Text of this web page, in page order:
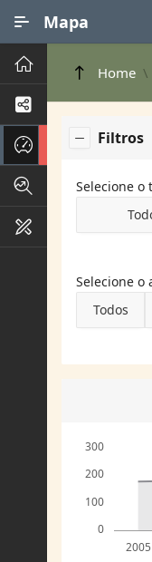
Mapa
Processos de Negócios
Home
Filtros
Selecione o
Selecione o
Todos
0
100
200
300
2005